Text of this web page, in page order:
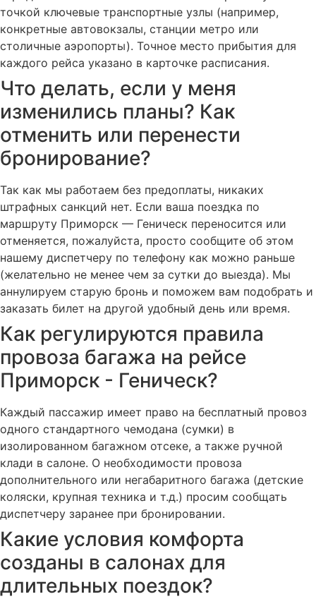
точкой ключевые транспортные узлы (например,
конкретные автовокзалы, станции метро или
столичные аэропорты). Точное место прибытия для
каждого рейса указано в карточке расписания.
Что делать, если у меня
изменились планы? Как
отменить или перенести
бронирование?
Так как мы работаем без предоплаты, никаких
штрафных санкций нет. Если ваша поездка по
маршруту Приморск — Геническ переносится или
отменяется, пожалуйста, просто сообщите об этом
нашему диспетчеру по телефону как можно раньше
(желательно не менее чем за сутки до выезда). Мы
аннулируем старую бронь и поможем вам подобрать и
заказать билет на другой удобный день или время.
Как регулируются правила
провоза багажа на рейсе
Приморск - Геническ?
Каждый пассажир имеет право на бесплатный провоз
одного стандартного чемодана (сумки) в
изолированном багажном отсеке, а также ручной
клади в салоне. О необходимости провоза
дополнительного или негабаритного багажа (детские
коляски, крупная техника и т.д.) просим сообщать
диспетчеру заранее при бронировании.
Какие условия комфорта
созданы в салонах для
длительных поездок?